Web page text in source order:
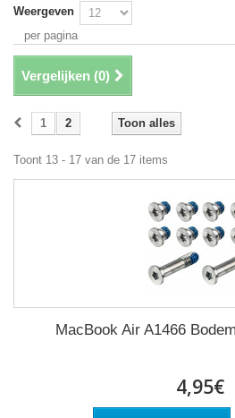
Weergeven
per pagina
Vergelijken (0)
Toon alles
1 2
Toont 13 - 17 van de 17 items
MacBook Air A1466
4,95€